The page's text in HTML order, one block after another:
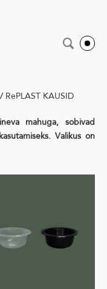
/ RePLAST KAUSID
mahuga, sobivad
Valikus on